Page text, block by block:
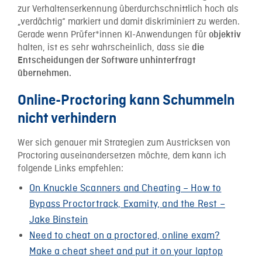
zur Verhaltenserkennung überdurchschnittlich hoch als
„verdächtig“ markiert und damit diskriminiert zu werden.
Gerade wenn Prüfer*innen KI-Anwendungen für objektiv
halten, ist es sehr wahrscheinlich, dass sie die
Entscheidungen der Software unhinterfragt
übernehmen.
Online-Proctoring kann Schummeln
nicht verhindern
Wer sich genauer mit Strategien zum Austricksen von
Proctoring auseinandersetzen möchte, dem kann ich
folgende Links empfehlen:
On Knuckle Scanners and Cheating – How to
Bypass Proctortrack, Examity, and the Rest –
Jake Binstein
Need to cheat on a proctored, online exam?
Make a cheat sheet and put it on your laptop